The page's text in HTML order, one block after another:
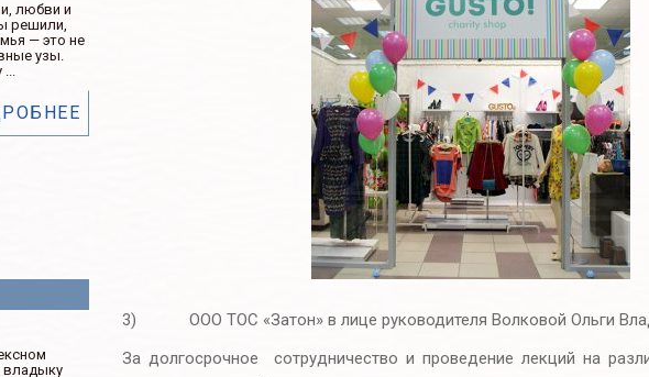
3) ООО ТОС «Затон» в лице руководителя Волковой Ольги
За долгосрочное сотрудничество и проведение лекций на
любви и
решили,
— это не
узы.
...
владыку